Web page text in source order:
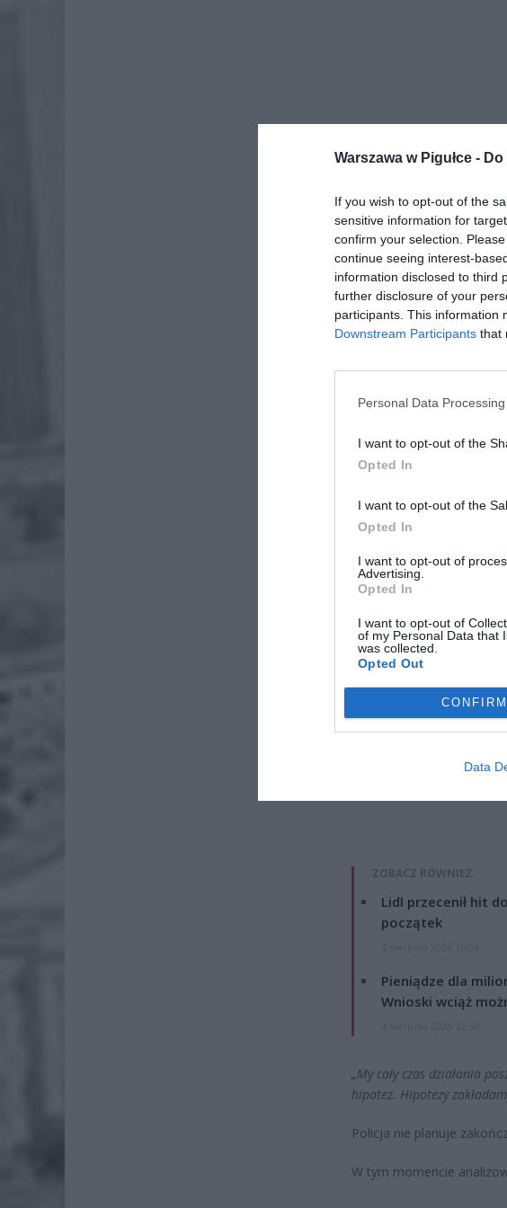
Warszawa w Pigułce -
If you wish to opt-out of the
sensitive information for
confirm your selection.
continue seeing interest-
information disclosed to third
further disclosure of your
participants. This information
Downstream Participants that
Personal Data
I want to opt-out of the
Opted In
I want to opt-out of the
Opted In
I want to opt-out of
Advertising.
Opted In
I want to opt-out of
of my Personal Data that
was collected.
Opted Out
CONFIRM
Data
ZOBACZ RÓWNIEŻ:
Lidl przecenił hit
początek
Pieniądze dla
Wnioski wciąż
„My cały czas działania
hipotez. Hipotezy
Policja nie planuje
W tym momencie